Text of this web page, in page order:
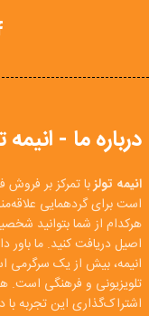
درباره ما - انیمه
انیمه تولزبا تمرکز بر فروش
است برای گردهمایی
هرکدام از شما بتوانید
اصیل دریافت کنید. ما
انیمه، بیش از یک سرگرمی
تلویزیونی و فرهنگی است.
اشتراک‌گذاری این تجربه